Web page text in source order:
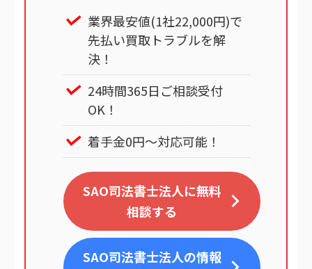
業界最安値(1社22,000円)で
先払い買取トラブルを解
決！
24時間365日ご相談受付
OK！
着手金0円～対応可能！
SAO司法書士法人に無料
相談する
SAO司法書士法人の情報